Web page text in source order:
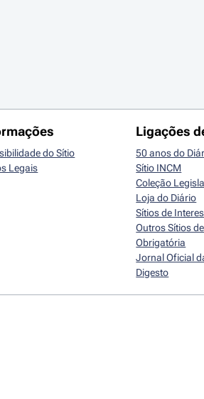
do Sítio
Legais
Ligações
50 anos do
Sítio INCM
Coleção
Loja do Diário
Sítios de
Outros Sítios
Obrigatória
Jornal Oficial
Digesto